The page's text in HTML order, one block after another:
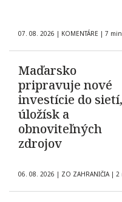
07. 08. 2026 | KOMENTÁRE | 7
Maďarsko
pripravuje nové
investície do sietí,
úložísk a
obnoviteľných
zdrojov
06. 08. 2026 | ZO ZAHRANIČIA | 2